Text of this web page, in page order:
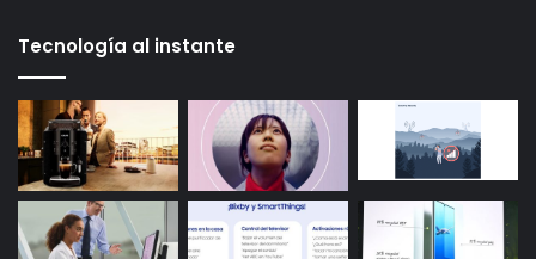
Tecnología al instante